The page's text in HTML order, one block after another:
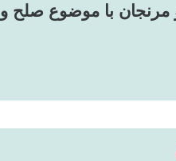
مرنجان با موضوع صلح و